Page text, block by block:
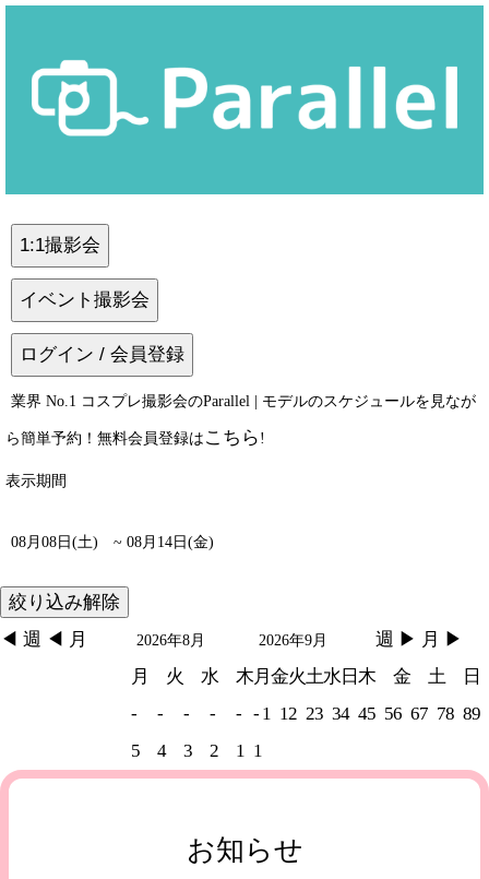
1:1撮影会
イベント撮影会
ログイン / 会員登録
業界 No.1 コスプレ撮影会のParallel | モデルのスケジュールを見なが
ら簡単予約！無料会員登録はこちら!
表示期間
08月08日(土) ~ 08月14日(金)
◀︎ 週 ◀︎ 月 2026年8月
月 火 水 木 金 土
日
-
5
-
4
-
3
-
2
-
1
1 2 3 4 5 6 7 8 9
2026年9月
月 火 水 木 金 土
日
-
1
1 2 3 4 5 6 7 8
週 ▶︎ 月 ▶︎
お知らせ